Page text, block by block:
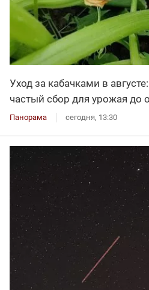
Уход за кабачками в
частый сбор для урожая до
Панорама сегодня, 13:30